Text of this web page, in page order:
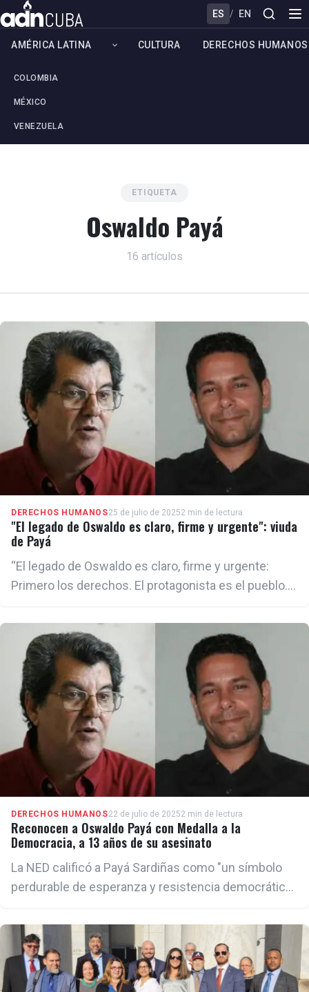
ES / EN
AMÉRICA LATINA
COLOMBIA
MÉXICO
VENEZUELA
CULTURA DERECHOS HUMANOS
ETIQUETA
Oswaldo Payá
16 artículos
DERECHOS HUMANOS25 de julio de 20252 min de lectura
"El legado de Oswaldo es claro, firme y urgente": viuda
de Payá
“El legado de Oswaldo es claro, firme y urgente:
Primero los derechos. El protagonista es el pueblo.
asesinato de Estado del opositor.
DERECHOS HUMANOS22 de julio de 20252 min de lectura
Reconocen a Oswaldo Payá con Medalla a la
Democracia, a 13 años de su asesinato
La NED calificó a Payá Sardiñas como "un símbolo
perdurable de esperanza y resistencia democrática